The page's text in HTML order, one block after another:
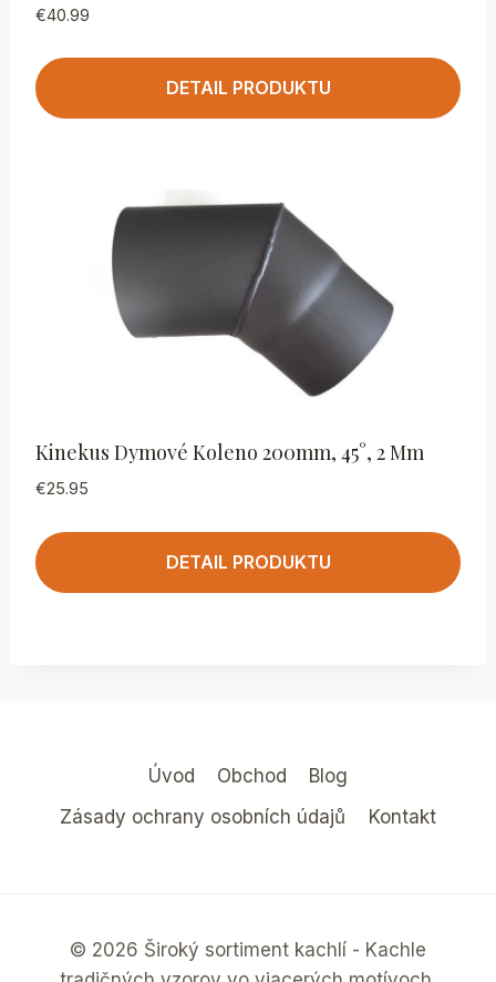
€40.99
DETAIL PRODUKTU
Kinekus Dymové Koleno 200mm, 45°, 2 Mm
€25.95
DETAIL PRODUKTU
Úvod Obchod
Blog
Zásady ochrany osobních údajů
Kontakt
© 2026 Široký sortiment kachlí - Kachle